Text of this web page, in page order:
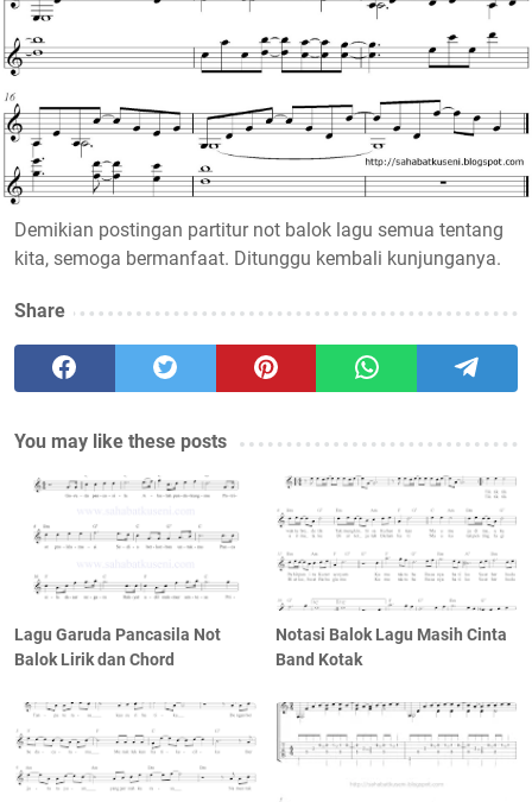
Demikian postingan partitur not balok lagu semua tentang
kita, semoga bermanfaat. Ditunggu kembali kunjunganya.
Share
You may like these posts
Lagu Garuda Pancasila Not
Balok Lirik dan Chord
Notasi Balok Lagu Masih Cinta
Band Kotak